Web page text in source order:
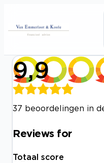
9,9
37 beoordelingen in
Reviews for
Totaal score